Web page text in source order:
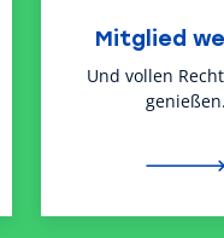
Mitglied
Und vollen